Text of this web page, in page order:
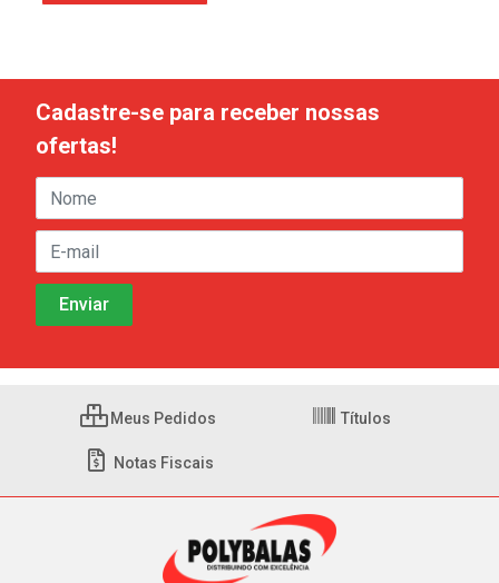
Cadastre-se para receber nossas
ofertas!
Meus Pedidos Títulos
Notas Fiscais